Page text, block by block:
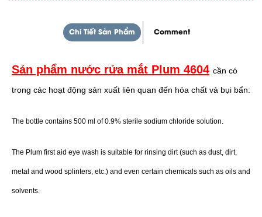
Chi Tiết Sản Phẩm Comment
Sản phẩm nước rửa mắt Plum 4604 cần có
trong các hoạt động sản xuất liên quan đến hóa chất và bụi bẩn:
The bottle contains 500 ml of 0.9% sterile sodium chloride solution.
The Plum first aid eye wash is suitable for rinsing dirt (such as dust, dirt,
metal and wood splinters, etc.) and even certain chemicals such as oils and
solvents.